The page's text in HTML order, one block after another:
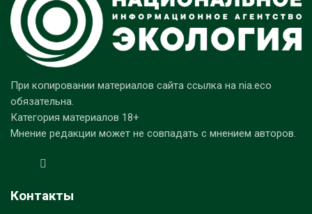
При копировании материалов сайта ссылка на nia.eco
обязательна.
Категория материалов 18+
Мнение редакции может не совпадать с мнением авторов.
Контакты